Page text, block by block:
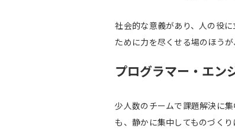
社会的な意義があり、人の役
ために力を尽くせる場のほう
プログラマー・エン
少人数のチームで課題解決に
も、静かに集中してものづく